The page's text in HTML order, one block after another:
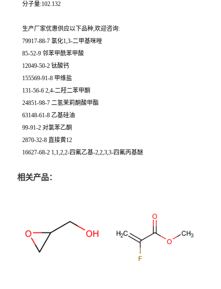
分子量:102.132
生产厂家优惠供应以下品种,欢迎咨询:
79917-88-7 氯化1,3-二甲基咪唑
85-52-9 邻苯甲酰苯甲酸
12049-50-2 钛酸钙
155569-91-8 甲维盐
131-56-6 2,4-二羟二苯甲酮
24851-98-7 二氢茉莉酮酸甲酯
63148-61-8 乙基硅油
99-91-2 对氯苯乙酮
2870-32-8 直接黄12
16627-68-2 1,1,2,2-四氟乙基-2,2,3,3-四氟丙基醚
相关产品：